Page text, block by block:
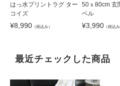
はっ水プリントラグ ター
コイズ
¥8,990 （税込み）
50ｘ80cm 玄
ベル
¥3,990 （税込み
最近チェックした商品